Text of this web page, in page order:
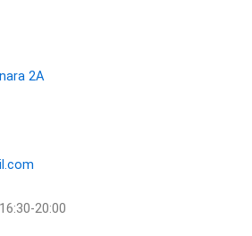
2A
20:00